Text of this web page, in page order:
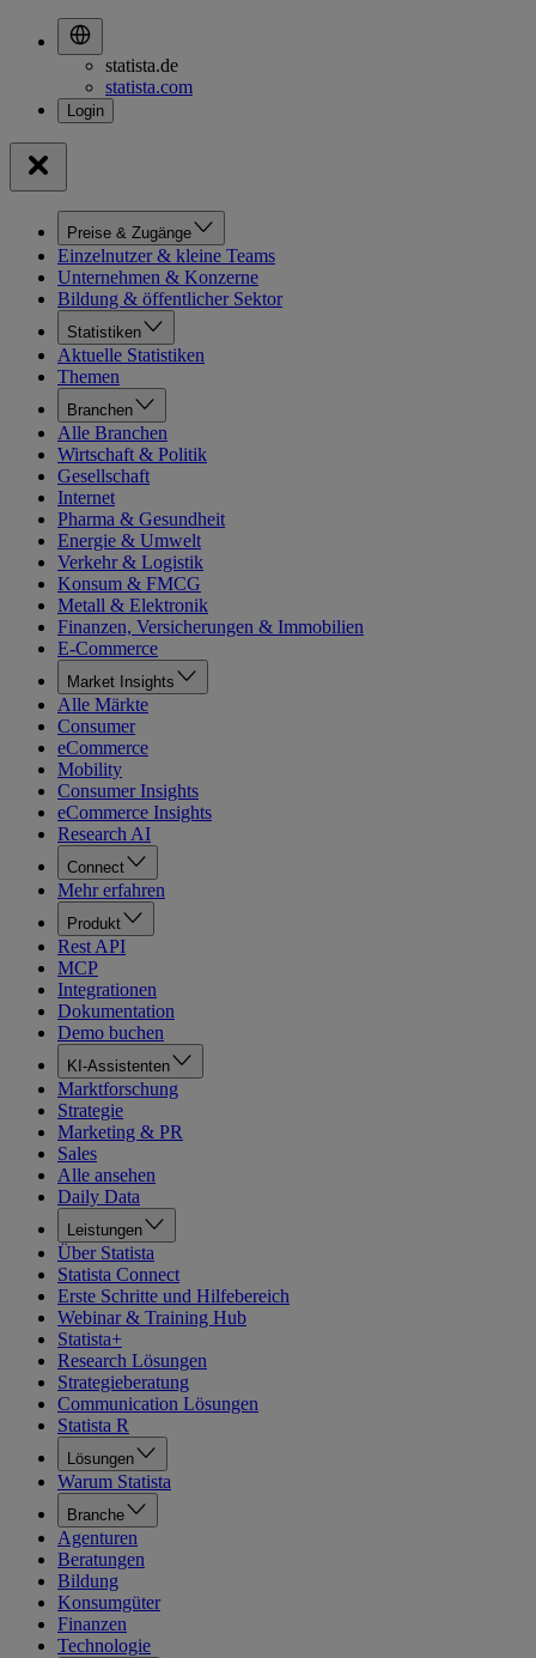
statista.de
statista.com
Preise & Zugänge
Einzelnutzer & kleine Teams
Unternehmen & Konzerne
Bildung & öffentlicher Sektor
Statistiken
Aktuelle Statistiken
Themen
Branchen
Alle Branchen
Wirtschaft & Politik
Gesellschaft
Internet
Pharma & Gesundheit
Energie & Umwelt
Verkehr & Logistik
Konsum & FMCG
Metall & Elektronik
Finanzen, Versicherungen & Immobilien
E-Commerce
Market Insights
Alle Märkte
Consumer
eCommerce
Mobility
Consumer Insights
eCommerce Insights
Research AI
Connect
Mehr erfahren
Produkt
Rest API
MCP
Integrationen
Dokumentation
Demo buchen
KI-Assistenten
Marktforschung
Strategie
Marketing & PR
Sales
Alle ansehen
Daily Data
Leistungen
Über Statista
Statista Connect
Erste Schritte und Hilfebereich
Webinar & Training Hub
Statista+
Research Lösungen
Strategieberatung
Communication Lösungen
Statista R
Lösungen
Warum Statista
Branche
Agenturen
Beratungen
Bildung
Konsumgüter
Finanzen
Technologie